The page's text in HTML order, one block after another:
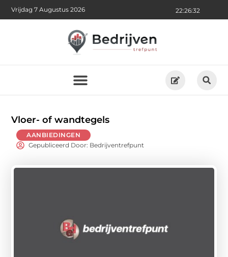
22:26:34
Vrijdag 7 Augustus 2026
Vloer- of wandtegels
AANBIEDINGEN
Gepubliceerd Door: Bedrijventrefpunt